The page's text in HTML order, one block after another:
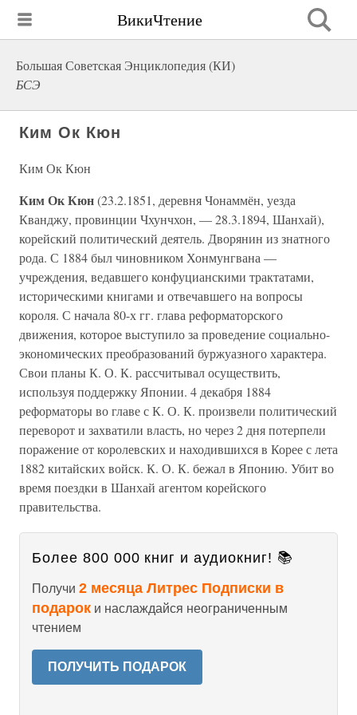
ВикиЧтение
Большая Советская Энциклопедия (КИ)
БСЭ
Ким Ок Кюн
Ким Ок Кюн
Ким Ок Кюн(23.2.1851, деревня Чонаммён, уезда
Кванджу, провинции Чхунчхон, — 28.3.1894, Шанхай),
корейский политический деятель. Дворянин из знатного
рода. С 1884 был чиновником Хонмунгвана —
учреждения, ведавшего конфуцианскими трактатами,
историческими книгами и отвечавшего на вопросы
короля. С начала 80-х гг. глава реформаторского
движения, которое выступило за проведение социально-
экономических преобразований буржуазного характера.
Свои планы К. О. К. рассчитывал осуществить,
используя поддержку Японии. 4 декабря 1884
реформаторы во главе с К. О. К. произвели политический
переворот и захватили власть, но через 2 дня потерпели
поражение от королевских и находившихся в Корее с лета
1882 китайских войск. К. О. К. бежал в Японию. Убит во
время поездки в Шанхай агентом корейского
правительства.
Более 800 000 книг и аудиокниг! 📚
Получи 2 месяца Литрес Подписки в
подарок и наслаждайся неограниченным
чтением
ПОЛУЧИТЬ ПОДАРОК